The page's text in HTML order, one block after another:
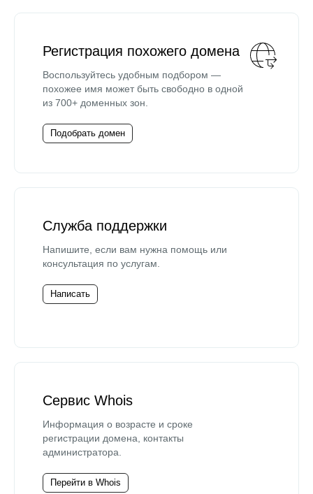
Регистрация похожего домена
Воспользуйтесь удобным подбором —
похожее имя может быть свободно в одной
из 700+ доменных зон.
Подобрать домен
Служба поддержки
Напишите, если вам нужна помощь или
консультация по услугам.
Написать
Сервис Whois
Информация о возрасте и сроке
регистрации домена, контакты
администратора.
Перейти в Whois